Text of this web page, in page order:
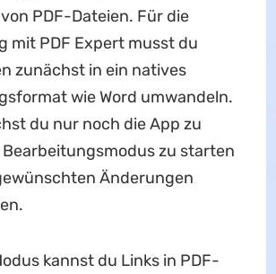
PDF-Dateien. Für die
mit PDF Expert musst du
zunächst in ein natives
wie Word umwandeln.
du nur noch die App zu
zu starten
Änderungen
kannst du Links in PDF-